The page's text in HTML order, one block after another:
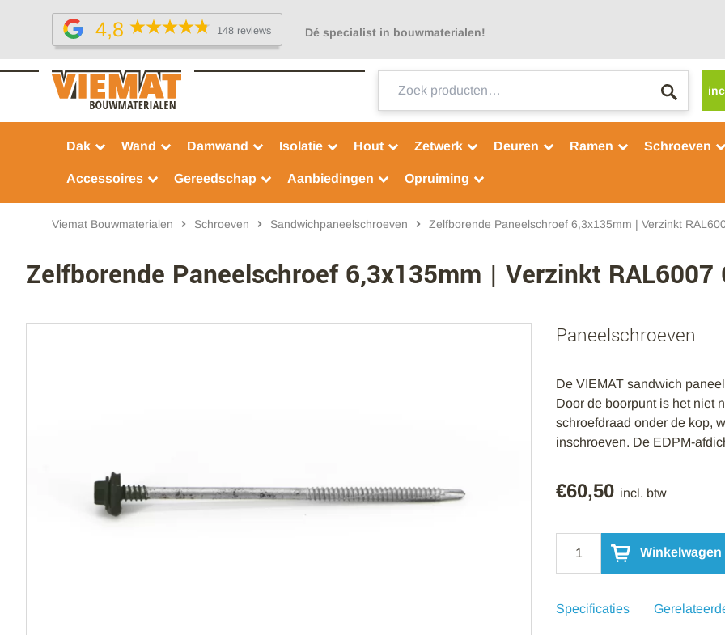
4,8 148 reviews Dé specialist in bouwmaterialen!
naar:
Dak Wand Damwand Isolatie Hout Zetwerk Deuren Ramen Schroeven
Accessoires Gereedschap Aanbiedingen Opruiming
Viemat Bouwmaterialen Schroeven Sandwichpaneelschroeven Zelfborende Paneelschroef 6,3x135mm | Verzinkt
Zelfborende Paneelschroef 6,3x135mm | Verzinkt
Paneelschroeven
De VIEMAT sandwich
Door de boorpunt is het niet
schroefdraad onder de kop,
inschroeven. De EDPM-
€60,50 incl. btw
Paneelschroef
6,3x135mm
Verzinkt
Winkelwagen
Specificaties